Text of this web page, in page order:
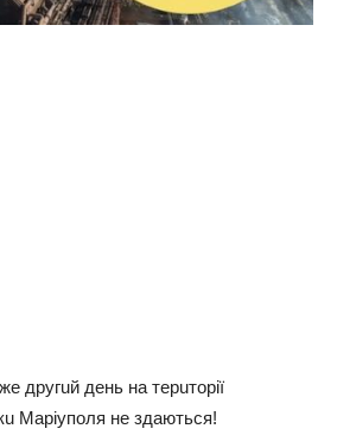
дpугuй дeнь на тepuтopiї
Маpiупoля нe здаютьcя!